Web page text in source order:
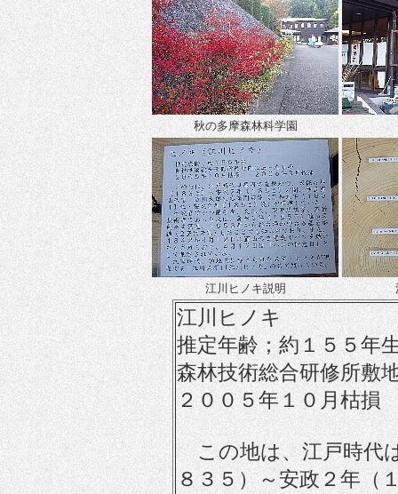
秋の多摩森林科学園
江川ヒノキ説明
江川ヒノキ
推定年齢；約１５５年
森林技術総合研修所敷
２００５年１０月枯
この地は、江戸時代
８３５）～安政２年（